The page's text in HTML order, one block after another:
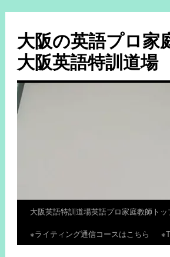
大阪の英語プロ家
大阪英語特訓道場
大阪英語特訓道場英語プロ家庭教師トッ
※ライティング通信コースはこちら